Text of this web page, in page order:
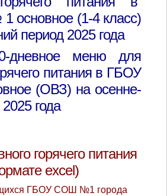
(1-4 класс)
период 2025 года
дневное меню для
питания в ГБОУ
(ОВЗ) на осенне-
года
горячего питания
excel)
ГБОУ СОШ №1 города